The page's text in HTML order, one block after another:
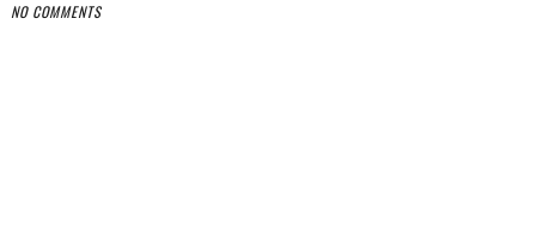
NO COMMENTS